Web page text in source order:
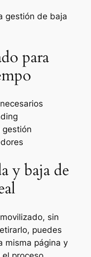
gestión de baja
para
y baja de
sin
puedes
misma página y